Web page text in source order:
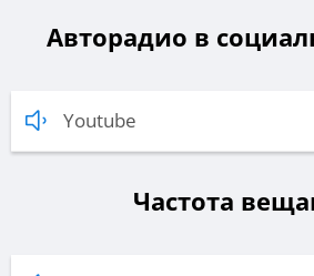
Авторадио в
Youtube
Частота